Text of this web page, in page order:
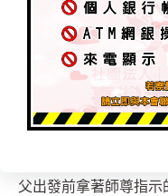
院，員工連續出車禍
順利。師父查明原因
聚集公司想侵占此地
重，目前已導致身體
無形的影子，員工也
解公司問題。
父出發前拿著師尊指